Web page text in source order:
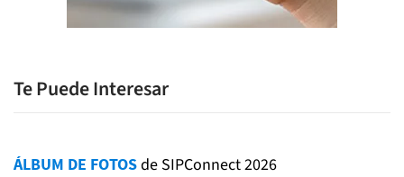
Te Puede Interesar
ÁLBUM DE FOTOSde SIPConnect 2026